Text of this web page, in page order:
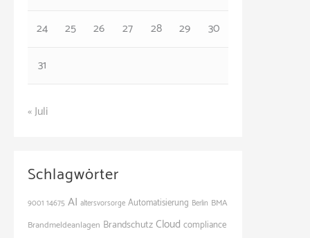
24
25 26 27 28 29
30
31
« Juli
Schlagwörter
9001 14675 AI altersvorsorge Automatisierung Berlin BMA
Brandmeldeanlagen BrandschutzCloud compliance